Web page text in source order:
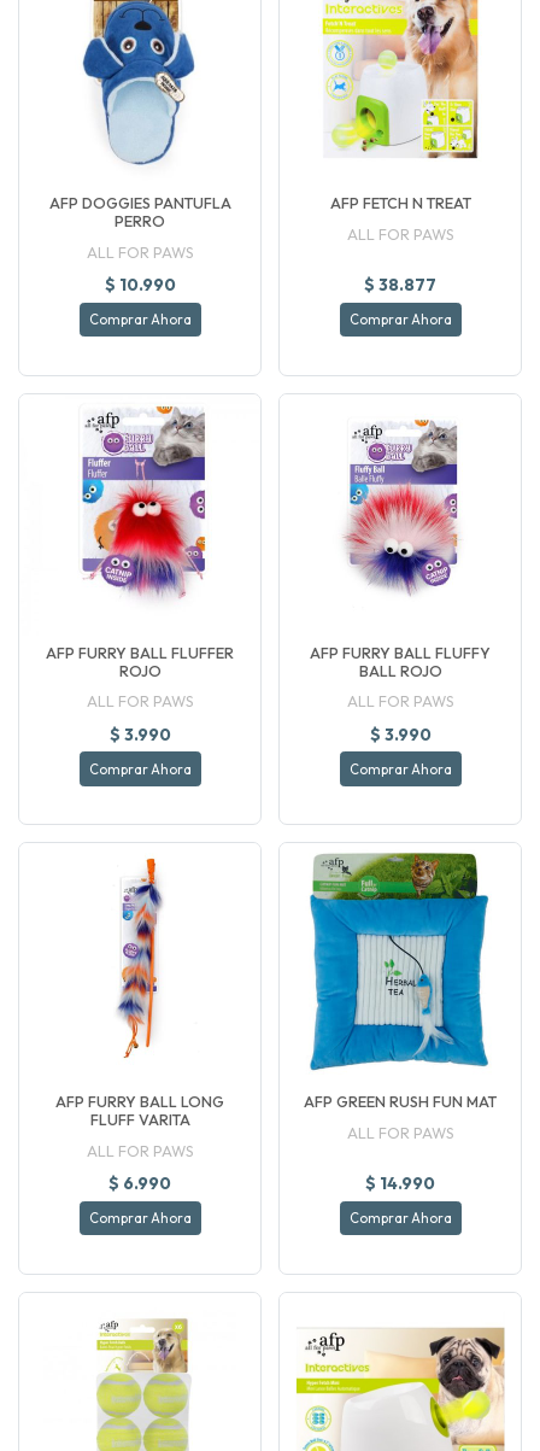
AFP DOGGIES PANTUFLA
PERRO
ALL FOR PAWS
$ 10.990
Comprar Ahora
AFP FETCH N TREAT
ALL FOR PAWS
$ 38.877
Comprar Ahora
AFP FURRY BALL FLUFFER
ROJO
ALL FOR PAWS
$ 3.990
Comprar Ahora
AFP FURRY BALL FLUFFY
BALL ROJO
ALL FOR PAWS
$ 3.990
Comprar Ahora
AFP FURRY BALL LONG
FLUFF VARITA
ALL FOR PAWS
$ 6.990
Comprar Ahora
AFP GREEN RUSH FUN MAT
ALL FOR PAWS
$ 14.990
Comprar Ahora